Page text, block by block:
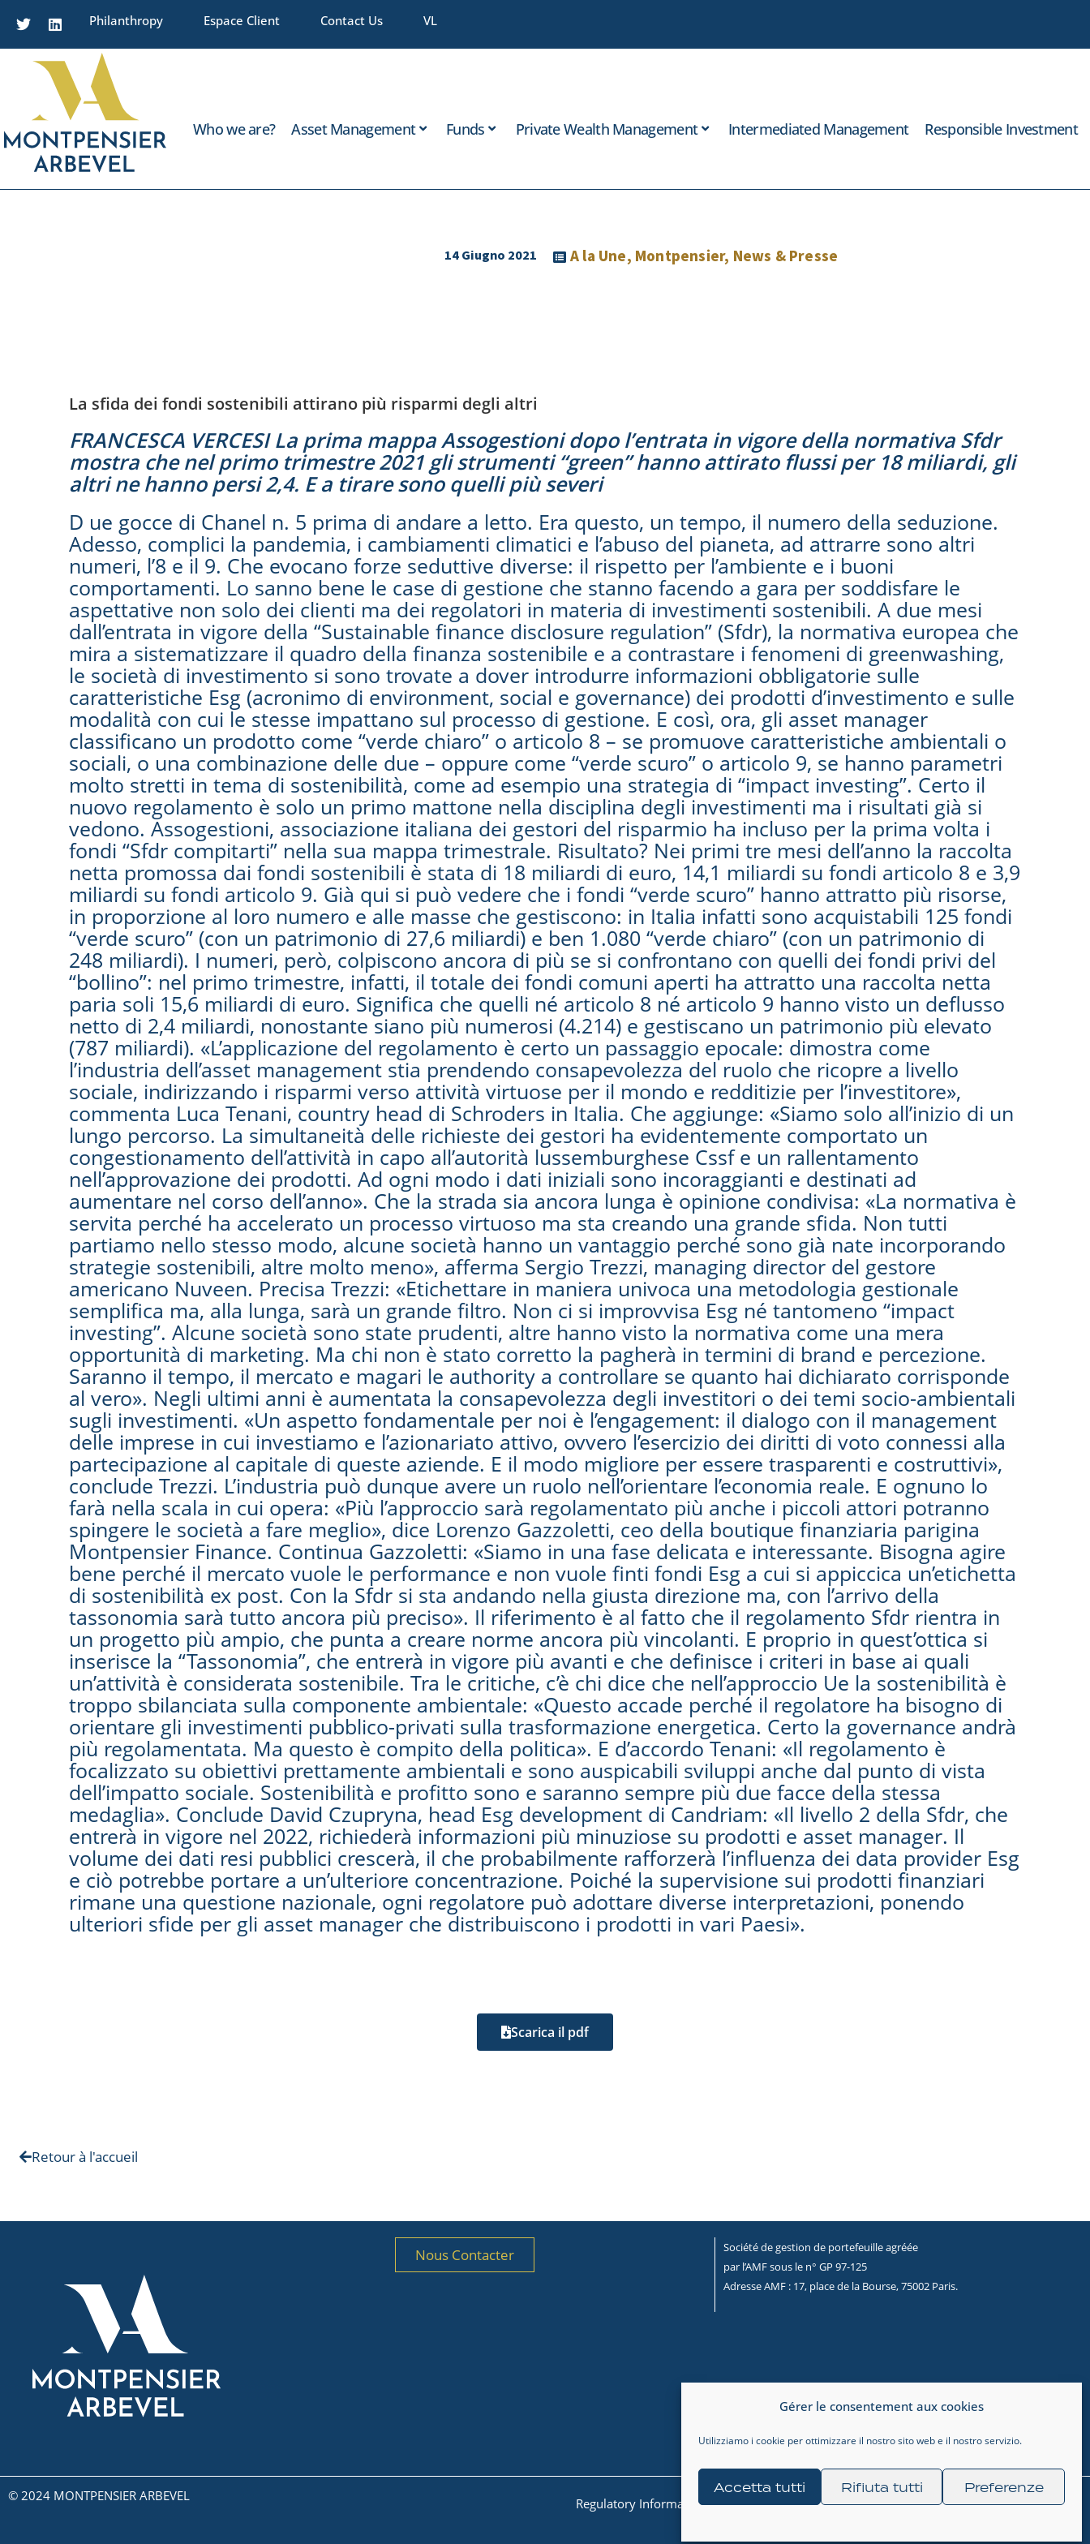
Gérer le consentement aux cookies
Utilizziamo i cookie per ottimizzare il nostro sito web e il nostro servizio.
Accetta tutti Rifiuta tutti Preferenze
Philanthropy Espace Client Contact Us VL
Who we are? Asset Management Funds Private Wealth Management Intermediated Management Responsible Investment
14 Giugno 2021 A la Une, Montpensier, News & Presse
La sfida dei fondi sostenibili attirano più risparmi degli altri
FRANCESCA VERCESI La prima mappa Assogestioni dopo l’entrata in vigore della normativa Sfdr
mostra che nel primo trimestre 2021 gli strumenti “green” hanno attirato flussi per 18 miliardi, gli
altri ne hanno persi 2,4. E a tirare sono quelli più severi
D ue gocce di Chanel n. 5 prima di andare a letto. Era questo, un tempo, il numero della seduzione.
Adesso, complici la pandemia, i cambiamenti climatici e l’abuso del pianeta, ad attrarre sono altri
numeri, l’8 e il 9. Che evocano forze seduttive diverse: il rispetto per l’ambiente e i buoni
comportamenti. Lo sanno bene le case di gestione che stanno facendo a gara per soddisfare le
aspettative non solo dei clienti ma dei regolatori in materia di investimenti sostenibili. A due mesi
dall’entrata in vigore della “Sustainable finance disclosure regulation” (Sfdr), la normativa europea che
mira a sistematizzare il quadro della finanza sostenibile e a contrastare i fenomeni di greenwashing,
le società di investimento si sono trovate a dover introdurre informazioni obbligatorie sulle
caratteristiche Esg (acronimo di environment, social e governance) dei prodotti d’investimento e sulle
modalità con cui le stesse impattano sul processo di gestione. E così, ora, gli asset manager
classificano un prodotto come “verde chiaro” o articolo 8 – se promuove caratteristiche ambientali o
sociali, o una combinazione delle due – oppure come “verde scuro” o articolo 9, se hanno parametri
molto stretti in tema di sostenibilità, come ad esempio una strategia di “impact investing”. Certo il
nuovo regolamento è solo un primo mattone nella disciplina degli investimenti ma i risultati già si
vedono. Assogestioni, associazione italiana dei gestori del risparmio ha incluso per la prima volta i
fondi “Sfdr compitarti” nella sua mappa trimestrale. Risultato? Nei primi tre mesi dell’anno la raccolta
netta promossa dai fondi sostenibili è stata di 18 miliardi di euro, 14,1 miliardi su fondi articolo 8 e 3,9
miliardi su fondi articolo 9. Già qui si può vedere che i fondi “verde scuro” hanno attratto più risorse,
in proporzione al loro numero e alle masse che gestiscono: in Italia infatti sono acquistabili 125 fondi
“verde scuro” (con un patrimonio di 27,6 miliardi) e ben 1.080 “verde chiaro” (con un patrimonio di
248 miliardi). I numeri, però, colpiscono ancora di più se si confrontano con quelli dei fondi privi del
“bollino”: nel primo trimestre, infatti, il totale dei fondi comuni aperti ha attratto una raccolta netta
paria soli 15,6 miliardi di euro. Significa che quelli né articolo 8 né articolo 9 hanno visto un deflusso
netto di 2,4 miliardi, nonostante siano più numerosi (4.214) e gestiscano un patrimonio più elevato
(787 miliardi). «L’applicazione del regolamento è certo un passaggio epocale: dimostra come
l’industria dell’asset management stia prendendo consapevolezza del ruolo che ricopre a livello
sociale, indirizzando i risparmi verso attività virtuose per il mondo e redditizie per l’investitore»,
commenta Luca Tenani, country head di Schroders in Italia. Che aggiunge: «Siamo solo all’inizio di un
lungo percorso. La simultaneità delle richieste dei gestori ha evidentemente comportato un
congestionamento dell’attività in capo all’autorità lussemburghese Cssf e un rallentamento
nell’approvazione dei prodotti. Ad ogni modo i dati iniziali sono incoraggianti e destinati ad
aumentare nel corso dell’anno». Che la strada sia ancora lunga è opinione condivisa: «La normativa è
servita perché ha accelerato un processo virtuoso ma sta creando una grande sfida. Non tutti
partiamo nello stesso modo, alcune società hanno un vantaggio perché sono già nate incorporando
strategie sostenibili, altre molto meno», afferma Sergio Trezzi, managing director del gestore
americano Nuveen. Precisa Trezzi: «Etichettare in maniera univoca una metodologia gestionale
semplifica ma, alla lunga, sarà un grande filtro. Non ci si improvvisa Esg né tantomeno “impact
investing”. Alcune società sono state prudenti, altre hanno visto la normativa come una mera
opportunità di marketing. Ma chi non è stato corretto la pagherà in termini di brand e percezione.
Saranno il tempo, il mercato e magari le authority a controllare se quanto hai dichiarato corrisponde
al vero». Negli ultimi anni è aumentata la consapevolezza degli investitori o dei temi socio-ambientali
sugli investimenti. «Un aspetto fondamentale per noi è l’engagement: il dialogo con il management
delle imprese in cui investiamo e l’azionariato attivo, ovvero l’esercizio dei diritti di voto connessi alla
partecipazione al capitale di queste aziende. E il modo migliore per essere trasparenti e costruttivi»,
conclude Trezzi. L’industria può dunque avere un ruolo nell’orientare l’economia reale. E ognuno lo
farà nella scala in cui opera: «Più l’approccio sarà regolamentato più anche i piccoli attori potranno
spingere le società a fare meglio», dice Lorenzo Gazzoletti, ceo della boutique finanziaria parigina
Montpensier Finance. Continua Gazzoletti: «Siamo in una fase delicata e interessante. Bisogna agire
bene perché il mercato vuole le performance e non vuole finti fondi Esg a cui si appiccica un’etichetta
di sostenibilità ex post. Con la Sfdr si sta andando nella giusta direzione ma, con l’arrivo della
tassonomia sarà tutto ancora più preciso». Il riferimento è al fatto che il regolamento Sfdr rientra in
un progetto più ampio, che punta a creare norme ancora più vincolanti. E proprio in quest’ottica si
inserisce la “Tassonomia”, che entrerà in vigore più avanti e che definisce i criteri in base ai quali
un’attività è considerata sostenibile. Tra le critiche, c’è chi dice che nell’approccio Ue la sostenibilità è
troppo sbilanciata sulla componente ambientale: «Questo accade perché il regolatore ha bisogno di
orientare gli investimenti pubblico-privati sulla trasformazione energetica. Certo la governance andrà
più regolamentata. Ma questo è compito della politica». E d’accordo Tenani: «Il regolamento è
focalizzato su obiettivi prettamente ambientali e sono auspicabili sviluppi anche dal punto di vista
dell’impatto sociale. Sostenibilità e profitto sono e saranno sempre più due facce della stessa
medaglia». Conclude David Czupryna, head Esg development di Candriam: «Il livello 2 della Sfdr, che
entrerà in vigore nel 2022, richiederà informazioni più minuziose su prodotti e asset manager. Il
volume dei dati resi pubblici crescerà, il che probabilmente rafforzerà l’influenza dei data provider Esg
e ciò potrebbe portare a un’ulteriore concentrazione. Poiché la supervisione sui prodotti finanziari
rimane una questione nazionale, ogni regolatore può adottare diverse interpretazioni, ponendo
ulteriori sfide per gli asset manager che distribuiscono i prodotti in vari Paesi».
Scarica il pdf
Retour à l'accueil
Nous Contacter
Société de gestion de portefeuille agréée
par l’AMF sous le n° GP 97-125
Adresse AMF : 17, place de la Bourse, 75002 Paris.
© 2024 MONTPENSIER ARBEVEL Regulatory Information Legal Privacy Policy